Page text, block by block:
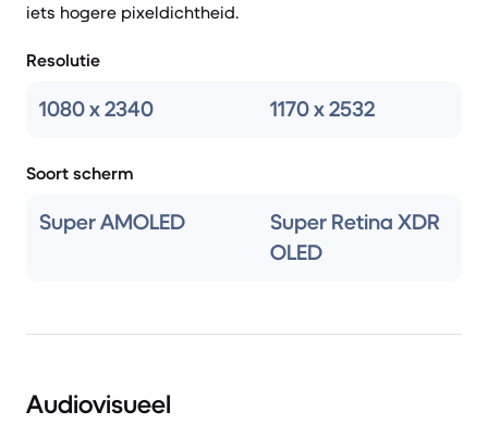
iets hogere pixeldichtheid.
Resolutie
1080 x 2340 1170 x 2532
Soort scherm
Super AMOLED
Super Retina XDR
OLED
Audiovisueel